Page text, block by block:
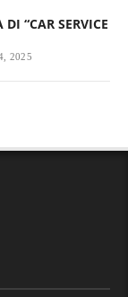
“CAR SERVICE
2025